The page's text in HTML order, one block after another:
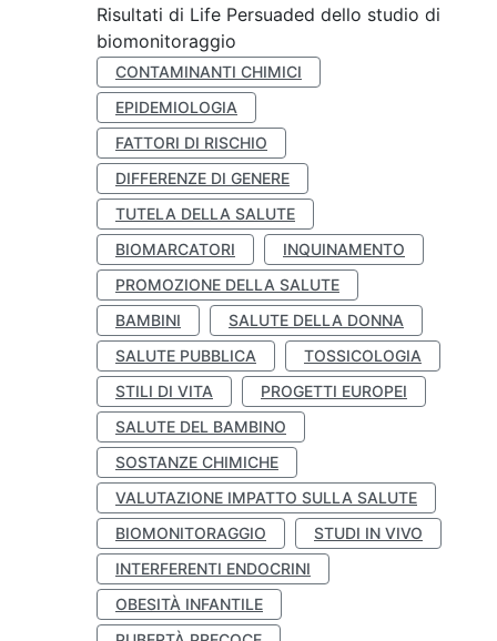
Risultati di Life Persuaded dello studio di
biomonitoraggio
CONTAMINANTI CHIMICI
EPIDEMIOLOGIA
FATTORI DI RISCHIO
DIFFERENZE DI GENERE
TUTELA DELLA SALUTE
BIOMARCATORI
INQUINAMENTO
PROMOZIONE DELLA SALUTE
BAMBINI
SALUTE DELLA DONNA
SALUTE PUBBLICA
TOSSICOLOGIA
STILI DI VITA
PROGETTI EUROPEI
SALUTE DEL BAMBINO
SOSTANZE CHIMICHE
VALUTAZIONE IMPATTO SULLA SALUTE
BIOMONITORAGGIO
STUDI IN VIVO
INTERFERENTI ENDOCRINI
OBESITÀ INFANTILE